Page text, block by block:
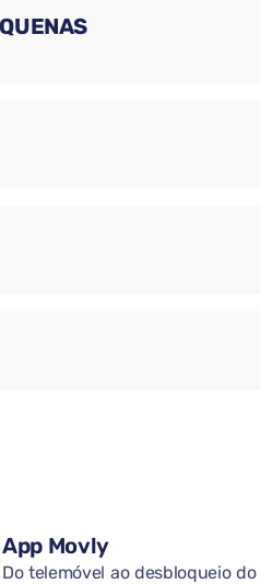
App Movly
Do telemóvel ao desbloqueio